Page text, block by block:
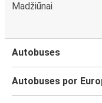
Madžiūnai
Autobuses
Autobuses por